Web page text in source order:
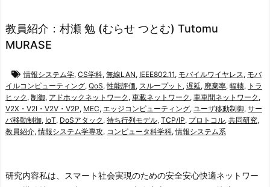
教員紹介：村瀬 勉 (むらせ つとむ) Tutomu
MURASE
情報システム学, CS学科, 無線LAN, IEEE802.11, モバイルワイヤレス , モバ
イルコンピューティング, QoS,性能評価, スループット , 遅延, 廃棄率, 輻輳, トラ
ヒック , 制御, アドホックネットワーク , 車載ネットワーク , 車車間ネットワーク ,
V2X・V2I・V2V・V2P, MEC, エッジコンピューティング, ユーザ移動制御, サー
バ移動制御, IoT, DoSアタック , 待ち行列モデル, TCP/IP, プロトコル, 共同研究,
教員紹介,情報システム学専攻, コンピュータ科学科,情報システム系
研究内容私は、スマート社会実現のための安全安心快適ネットワー